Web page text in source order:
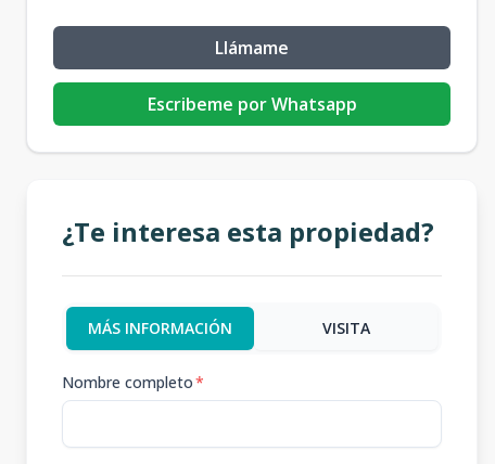
Llámame
Escribeme por Whatsapp
¿Te interesa esta propiedad?
MÁS INFORMACIÓN VISITA
Nombre completo*